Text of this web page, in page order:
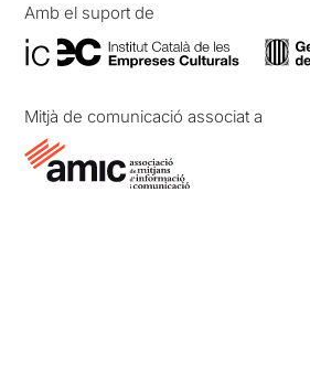
Amb el suport de
Mitjà de comunicació associat a